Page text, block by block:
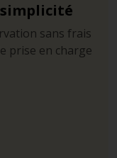
sans frais
prise en charge